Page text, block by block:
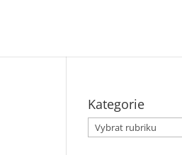
Kategorie
Kategorie